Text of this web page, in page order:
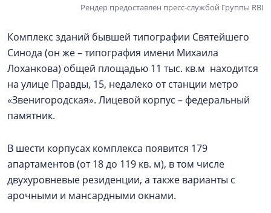
Рендер предоставлен пресс-службой Группы RBI
Комплекс зданий бывшей типографии Святейшего
Синода (он же – типография имени Михаила
Лоханкова) общей площадью 11 тыс. кв.м находится
на улице Правды, 15, недалеко от станции метро
«Звенигородская». Лицевой корпус – федеральный
памятник.
В шести корпусах комплекса появится 179
апартаментов (от 18 до 119 кв. м), в том числе
двухуровневые резиденции, а также варианты с
арочными и мансардными окнами.